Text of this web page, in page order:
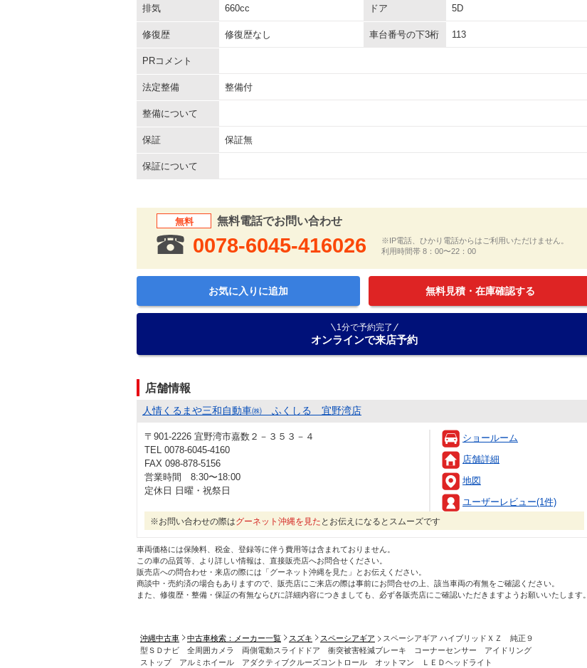
排気 660cc ドア 5D
修復歴 修復歴なし 車台番号の下3桁 113
PRコメント
法定整備 整備付
整備について
保証 保証無
保証について
無料 無料電話でお問い合わせ
0078-6045-416026
※IP電話、ひかり電話からはご利用いただけません。
利用時間帯 8：00〜22：00
お気に入りに追加 無料見積・在庫確認する
1分で予約完了
オンラインで来店予約
店舗情報
人情くるまや三和自動車㈱ ふくしる 宜野湾店
〒901-2226 宜野湾市嘉数２－３５３－４
TEL 0078-6045-4160
FAX 098-878-5156
営業時間 8:30〜18:00
定休日 日曜・祝祭日
ショールーム
店舗詳細
地図
ユーザーレビュー(1件)
※お問い合わせの際はグーネット沖縄を見た とお伝えになるとスムーズです
車両価格には保険料、税金、登録等に伴う費用等は含まれておりません。
この車の品質等、より詳しい情報は、直接販売店へお問合せください。
販売店への問合わせ・来店の際には「グーネット沖縄を見た」とお伝えください。
商談中・売約済の場合もありますので、販売店にご来店の際は事前にお問合せの上、該当車両の有無をご確認ください。
また、修復歴・整備・保証の有無ならびに詳細内容につきましても、必ず各販売店にご確認いただきますようお願いいたします。
沖縄中古車 中古車検索：メーカー一覧 スズキ スペーシアギア
スペーシアギア ハイブリッドＸＺ 純正９
型ＳＤナビ 全周囲カメラ 両側電動スライドドア 衝突被害軽減ブレーキ コーナーセンサー アイドリング
ストップ アルミホイール アダクティブクルーズコントロール オットマン ＬＥＤヘッドライト